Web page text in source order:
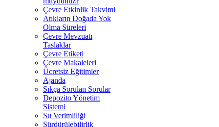
Çevre Etkinlik Takvimi
Atıkların Doğada Yok
Olma Süreleri
Çevre Mevzuatı
Taslaklar
Çevre Etiketi
Çevre Makaleleri
Ücretsiz Eğitimler
Ajanda
Sıkça Sorulan Sorular
Depozito Yönetim
Sistemi
Su Verimliliği
Sürdürülebilirlik